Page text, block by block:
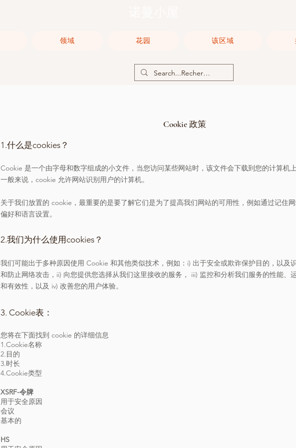
领域 花园 该区域
Cookie 政策
1.什么是cookies？
Cookie 是一个由字母和数字组成的小文件，当您访问某些网站时，该文件会下载到您的计算机上
一般来说，cookie 允许网站识别用户的计算机。
关于我们放置的 cookie，最重要的是要了解它们是为了提高我们网站的可用性，例如通过记住
偏好和语言设置。
2.我们为什么使用cookies？
我们可能出于多种原因使用 Cookie 和其他类似技术，例如：i) 出于安全或欺诈保护目的，以及
和防止网络攻击，ii) 向您提供您选择从我们这里接收的服务， iii) 监控和分析我们服务的性能、
和有效性，以及 iv) 改善您的用户体验。
3. Cookie表：
您将在下面找到 cookie 的详细信息
1.Cookie名称
2.目的
3.时长
4.Cookie类型
XSRF-令牌
用于安全原因
会议
基本的
HS